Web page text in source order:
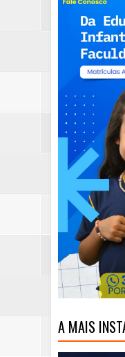
A MAIS